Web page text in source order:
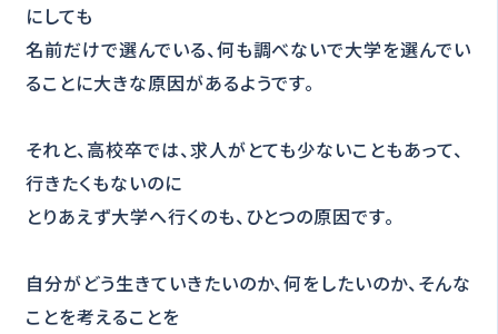
にしても
名前だけで選んでいる、何も調べないで大学を選んでい
ることに大きな原因があるようです。
それと、高校卒では、求人がとても少ないこともあって、
行きたくもないのに
とりあえず大学へ行くのも、ひとつの原因です。
自分がどう生きていきたいのか、何をしたいのか、そんな
ことを考えることを